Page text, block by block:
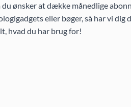
ønsker at dække månedlige
eller bøger, så har vi
hvad du har brug for!